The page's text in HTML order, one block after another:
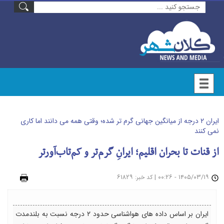
ایران ۲ درجه از میانگین جهانی گرم تر شده؛ وقتی همه می دانند اما کاری
نمی کنند
از قنات تا بحران اقلیم؛ ایرانِ گرم‌تر و کم‌تاب‌آورتر
| کد خبر: ۶۱۸۲۹
ایران بر اساس داده های هواشناسی حدود ۲ درجه نسبت به بلندمدت